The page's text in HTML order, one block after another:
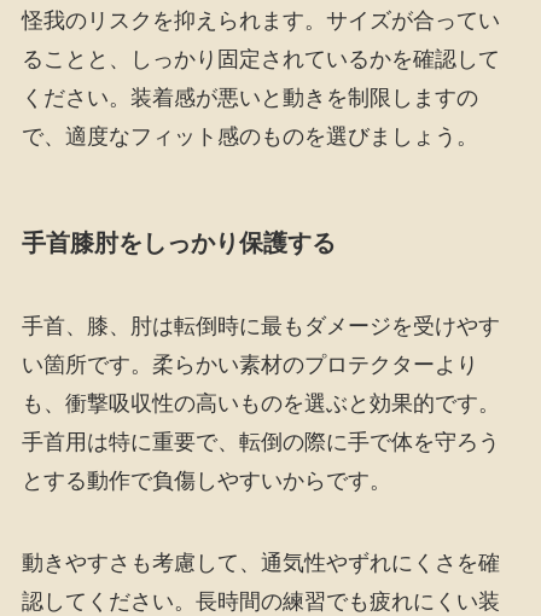
怪我のリスクを抑えられます。サイズが合ってい
ることと、しっかり固定されているかを確認して
ください。装着感が悪いと動きを制限しますの
で、適度なフィット感のものを選びましょう。
手首膝肘をしっかり保護する
手首、膝、肘は転倒時に最もダメージを受けやす
い箇所です。柔らかい素材のプロテクターより
も、衝撃吸収性の高いものを選ぶと効果的です。
手首用は特に重要で、転倒の際に手で体を守ろう
とする動作で負傷しやすいからです。
動きやすさも考慮して、通気性やずれにくさを確
認してください。長時間の練習でも疲れにくい装